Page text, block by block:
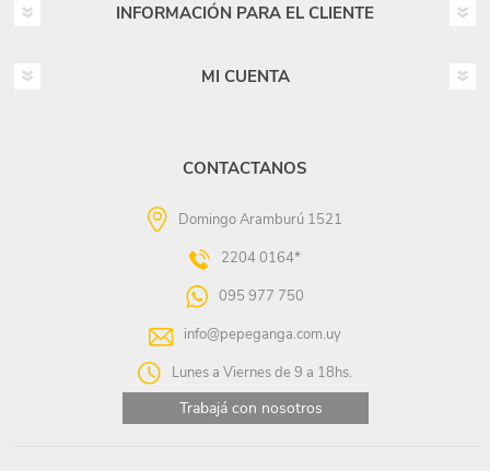
INFORMACIÓN PARA EL CLIENTE
MI CUENTA
CONTACTANOS
Domingo Aramburú 1521
2204 0164*
095 977 750
info@pepeganga.com.uy
Lunes a Viernes de 9 a 18hs.
Trabajá con nosotros